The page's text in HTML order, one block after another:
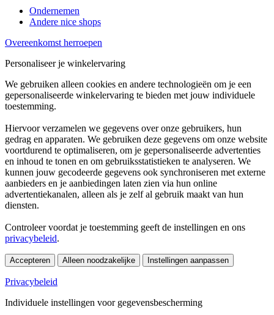
Ondernemen
Andere nice shops
Overeenkomst herroepen
Personaliseer je winkelervaring
We gebruiken alleen cookies en andere technologieën om je een
gepersonaliseerde winkelervaring te bieden met jouw individuele
toestemming.
Hiervoor verzamelen we gegevens over onze gebruikers, hun
gedrag en apparaten. We gebruiken deze gegevens om onze website
voortdurend te optimaliseren, om je gepersonaliseerde advertenties
en inhoud te tonen en om gebruiksstatistieken te analyseren. We
kunnen jouw gecodeerde gegevens ook synchroniseren met externe
aanbieders en je aanbiedingen laten zien via hun online
advertentiekanalen, alleen als je zelf al gebruik maakt van hun
diensten.
Controleer voordat je toestemming geeft de instellingen en ons
privacybeleid.
Accepteren Alleen noodzakelijke Instellingen aanpassen
Privacybeleid
Individuele instellingen voor gegevensbescherming